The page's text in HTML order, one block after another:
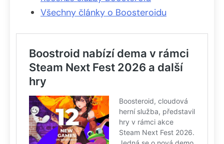
Všechny články o Boosteroidu